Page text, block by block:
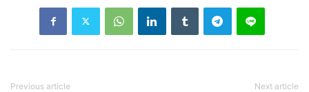
Previous article Next article